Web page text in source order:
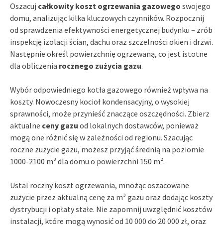
Oszacuj całkowity koszt ogrzewania gazowego swojego
domu, analizując kilka kluczowych czynników. Rozpocznij
od sprawdzenia efektywności energetycznej budynku – zrób
inspekcję izolacji ścian, dachu oraz szczelności okien i drzwi.
Następnie określ powierzchnię ogrzewaną, co jest istotne
dla obliczenia rocznego zużycia gazu.
Wybór odpowiedniego kotła gazowego również wpływa na
koszty. Nowoczesny kocioł kondensacyjny, o wysokiej
sprawności, może przynieść znaczące oszczędności. Zbierz
aktualne ceny gazu od lokalnych dostawców, ponieważ
mogą one różnić się w zależności od regionu. Szacując
roczne zużycie gazu, możesz przyjąć średnią na poziomie
1000-2100 m³ dla domu o powierzchni 150 m².
Ustal roczny koszt ogrzewania, mnożąc oszacowane
zużycie przez aktualną cenę za m³ gazu oraz dodając koszty
dystrybucji i opłaty stałe. Nie zapomnij uwzględnić kosztów
instalacji, które mogą wynosić od 10 000 do 20 000 zł, oraz